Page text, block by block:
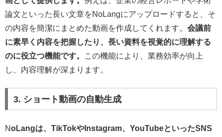
論文といった長い文章をNoLangにアップロードすると、そ
の内容を簡潔にまとめた動画を作成してくれます。 会議前
に素早く内容を把握したり、長い資料を視覚的に理解する
のに役立つ機能です。
この機能により、業務効率が向上
し、内容理解が深まります。
3. ショート動画の自動生成
NoLangは、TikTokやInstagram、YouTubeといったSNS